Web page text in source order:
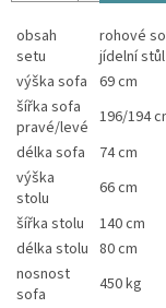
obsah
setu
rohové
jídelní stůl
výška sofa 69 cm
šířka sofa
pravé/levé 196/194
délka sofa
74 cm
výška
stolu
66 cm
šířka stolu
140 cm
délka stolu 80 cm
nosnost
sofa
450 kg